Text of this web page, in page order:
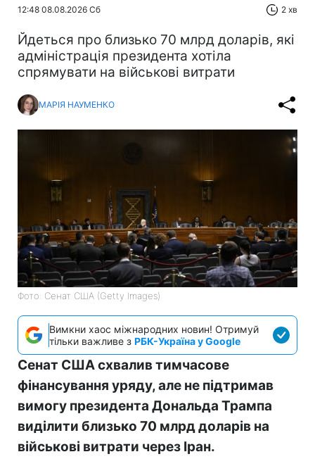
12:48 08.08.2026 Сб 2 хв
Йдеться про близько 70 млрд доларів, які
адміністрація президента хотіла
спрямувати на військові витрати
МАРІЯ НАУМЕНКО
Фото: Сенат США (Getty Images)
Вимкни хаос міжнародних новин! Отримуй
тільки важливе з РБК-Україна у Google
Сенат США схвалив тимчасове
фінансування уряду, але не підтримав
вимогу президента Дональда Трампа
виділити близько 70 млрд доларів на
військові витрати через Іран.